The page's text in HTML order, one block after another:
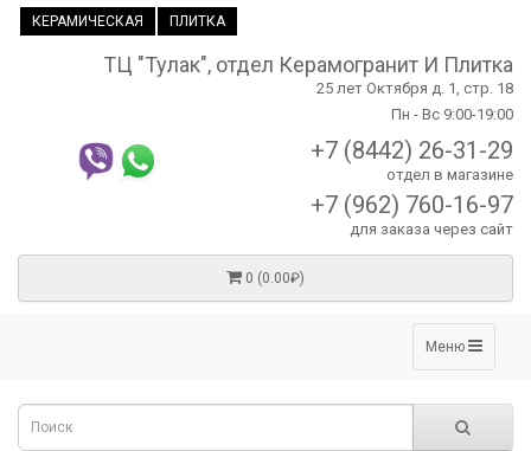
КЕРАМИЧЕСКАЯ ПЛИТКА
ТЦ "Тулак", отдел Керамогранит И Плитка
25 лет Октября д. 1, стр. 18
Пн - Вс 9:00-19:00
+7 (8442) 26-31-29
отдел в магазине
+7 (962) 760-16-97
для заказа через сайт
0 (0.00₽)
Меню